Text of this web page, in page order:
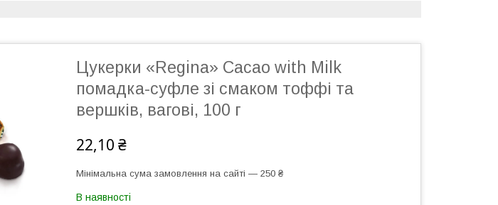
Цукерки «Regina» Cacao with Milk
помадка-суфле зі смаком тоффі та
вершків, вагові, 100 г
22,10 ₴
Мінімальна сума замовлення на сайті — 250 ₴
В наявності